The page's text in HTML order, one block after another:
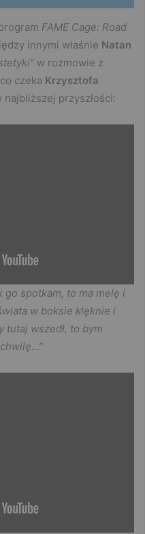
FAME Cage: Road
innymi właśnie Natan
w rozmowie z
czeka Krzysztofa
najbliższej przyszłości:
go spotkam, to ma melę i
w boksie klęknie i
tutaj wszedł, to bym